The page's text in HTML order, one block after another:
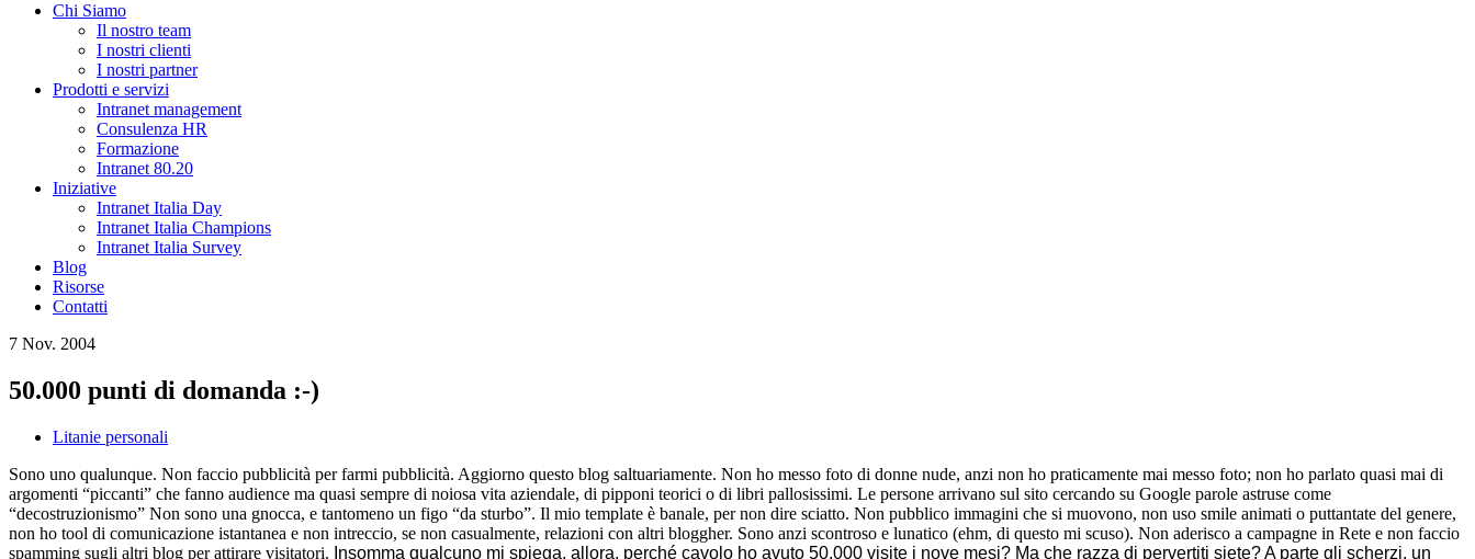
Chi Siamo
Il nostro team
I nostri clienti
I nostri partner
Prodotti e servizi
Intranet management
Consulenza HR
Formazione
Intranet 80.20
Iniziative
Intranet Italia Day
Intranet Italia Champions
Intranet Italia Survey
Blog
Risorse
Contatti
7 Nov. 2004
50.000 punti di domanda :-)
Litanie personali
Sono uno qualunque. Non faccio pubblicità per farmi pubblicità. Aggiorno questo blog saltuariamente. Non ho messo foto di donne nude, anzi non ho praticamente mai messo foto; non ho parlato quasi mai di
argomenti “piccanti” che fanno audience ma quasi sempre di noiosa vita aziendale, di pipponi teorici o di libri pallosissimi. Le persone arrivano sul sito cercando su Google parole astruse come
“decostruzionismo” Non sono una gnocca, e tantomeno un figo “da sturbo”. Il mio template è banale, per non dire sciatto. Non pubblico immagini che si muovono, non uso smile animati o puttantate del genere,
non ho tool di comunicazione istantanea e non intreccio, se non casualmente, relazioni con altri bloggher. Sono anzi scontroso e lunatico (ehm, di questo mi scuso). Non aderisco a campagne in Rete e non faccio
spamming sugli altri blog per attirare visitatori. Insomma qualcuno mi spiega, allora, perché cavolo ho avuto 50.000 visite i nove mesi? Ma che razza di pervertiti siete? A parte gli scherzi, un